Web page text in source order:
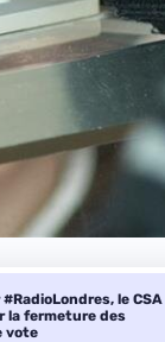
le CSA
la fermeture des
vote